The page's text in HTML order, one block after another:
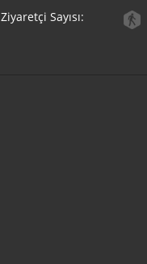
Ziyaretçi Sayısı: